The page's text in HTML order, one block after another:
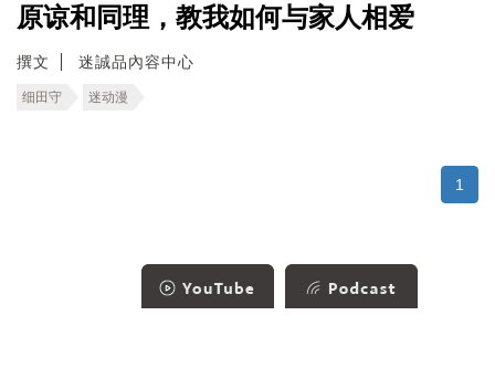
原谅和同理，教我如何与家人相爱
撰文 迷誠品內容中心
细田守 迷动漫
1